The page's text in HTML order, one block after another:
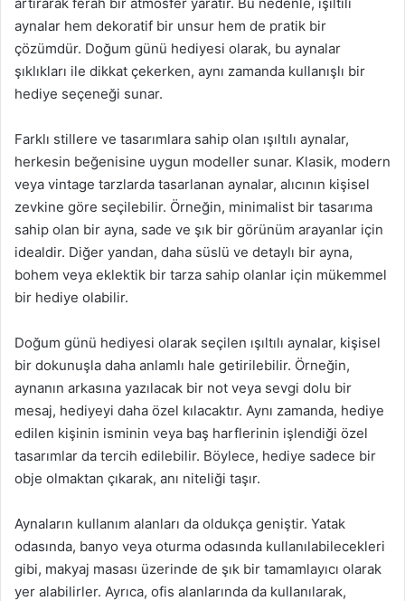
aynalar hem dekoratif bir unsur hem de pratik bir
çözümdür. Doğum günü hediyesi olarak, bu aynalar
şıklıkları ile dikkat çekerken, aynı zamanda kullanışlı bir
hediye seçeneği sunar.
Farklı stillere ve tasarımlara sahip olan ışıltılı aynalar,
herkesin beğenisine uygun modeller sunar. Klasik, modern
veya vintage tarzlarda tasarlanan aynalar, alıcının kişisel
zevkine göre seçilebilir. Örneğin, minimalist bir tasarıma
sahip olan bir ayna, sade ve şık bir görünüm arayanlar için
idealdir. Diğer yandan, daha süslü ve detaylı bir ayna,
bohem veya eklektik bir tarza sahip olanlar için mükemmel
bir hediye olabilir.
Doğum günü hediyesi olarak seçilen ışıltılı aynalar, kişisel
bir dokunuşla daha anlamlı hale getirilebilir. Örneğin,
aynanın arkasına yazılacak bir not veya sevgi dolu bir
mesaj, hediyeyi daha özel kılacaktır. Aynı zamanda, hediye
edilen kişinin isminin veya baş harflerinin işlendiği özel
tasarımlar da tercih edilebilir. Böylece, hediye sadece bir
obje olmaktan çıkarak, anı niteliği taşır.
Aynaların kullanım alanları da oldukça geniştir. Yatak
odasında, banyo veya oturma odasında kullanılabilecekleri
gibi, makyaj masası üzerinde de şık bir tamamlayıcı olarak
yer alabilirler. Ayrıca, ofis alanlarında da kullanılarak,